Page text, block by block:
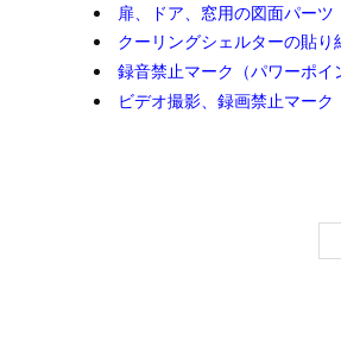
扉、ドア、窓用の図面パーツ
クーリングシェルターの貼り
録音禁止マーク（パワーポイ
ビデオ撮影、録画禁止マーク